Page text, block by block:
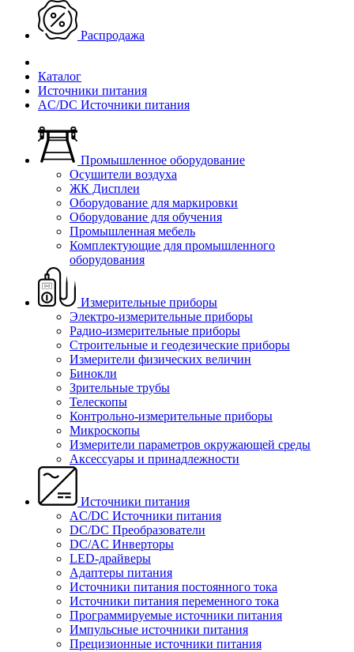
Распродажа
Каталог
Источники питания
AC/DC Источники питания
Промышленное оборудование
Осушители воздуха
ЖК Дисплеи
Оборудование для маркировки
Оборудование для обучения
Промышленная мебель
Комплектующие для промышленного
оборудования
Измерительные приборы
Электро-измерительные приборы
Радио-измерительные приборы
Строительные и геодезические приборы
Измерители физических величин
Бинокли
Зрительные трубы
Телескопы
Контрольно-измерительные приборы
Микроскопы
Измерители параметров окружающей среды
Аксессуары и принадлежности
Источники питания
AC/DC Источники питания
DC/DC Преобразователи
DC/AC Инверторы
LED-драйверы
Адаптеры питания
Источники питания постоянного тока
Источники питания переменного тока
Программируемые источники питания
Импульсные источники питания
Прецизионные источники питания